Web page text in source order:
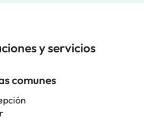
y servicios
comunes